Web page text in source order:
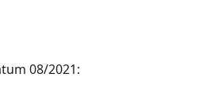
08/2021: